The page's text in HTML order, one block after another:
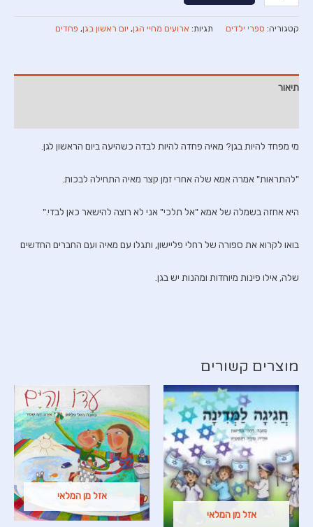
של
ביום
קטגוריה: ספרי ילדים תגיות: ארועים מחיי הגן, יום ראשון בגן, פחדים
תיאור
מי מפחד להיות בגן? מאיה פחדה להיות לבדה כשהיעה ביום הראשון לגן.
"להתראות" אמרה אמא שלה אחרי זמן קצר מאיה התחילה לבכות.
היא אחזה בשמלה של אמא "אל תלכי" אני לא רוצה להישאר כאן לבדי."
בואו לקרוא את ספורה של רחלי פליישון, ותגלו עם מאיה ועם החברים החדשים
שלה, אילו פינות מיוחדות ומהנות יש בגן.
מוצרים קשורים
אזל מן המלאי
אזל מן המלאי